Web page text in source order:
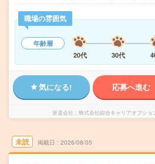
職場の雰囲気
年齢層
20代
30代
気になる! 応募へ進む
派遣会社 株式会社綜合キャリアオプシ
未読 掲載日 2026/08/05